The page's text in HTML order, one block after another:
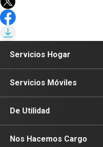
Servicios Hogar
Internet
Fibra Óptica
Planes Hogar
Servicios Móviles
Prepago
Postpago
De Utilidad
Consulta de IMEI
Nos Hacemos Cargo